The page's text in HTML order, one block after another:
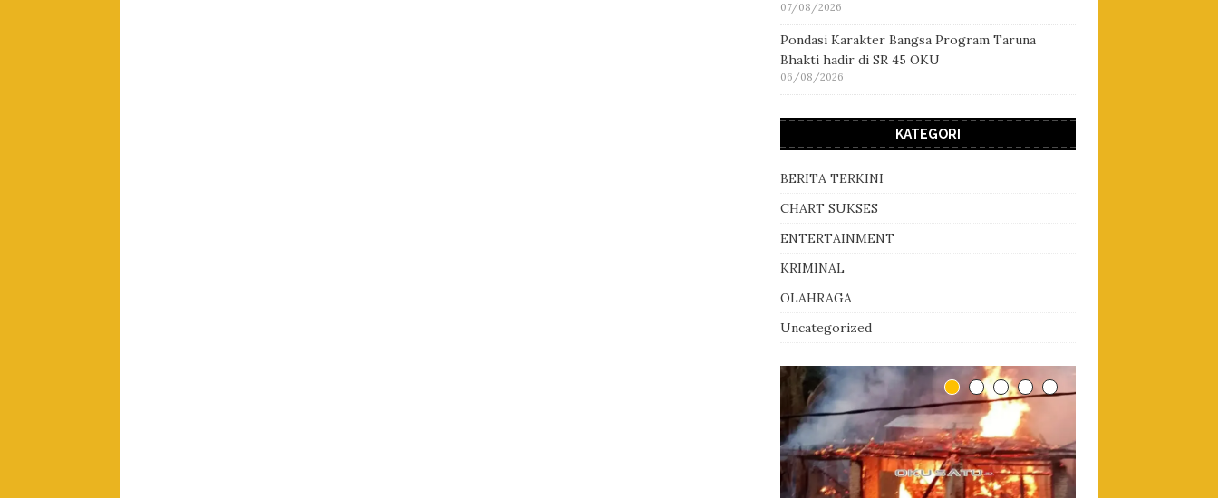
07/08/2026
Pondasi Karakter Bangsa Program Taruna
Bhakti hadir di SR 45 OKU
06/08/2026
KATEGORI
BERITA TERKINI
CHART SUKSES
ENTERTAINMENT
KRIMINAL
OLAHRAGA
Uncategorized